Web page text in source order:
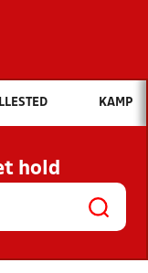
vil du søge efter?
OG NYHEDER
OG
KAMP
hold